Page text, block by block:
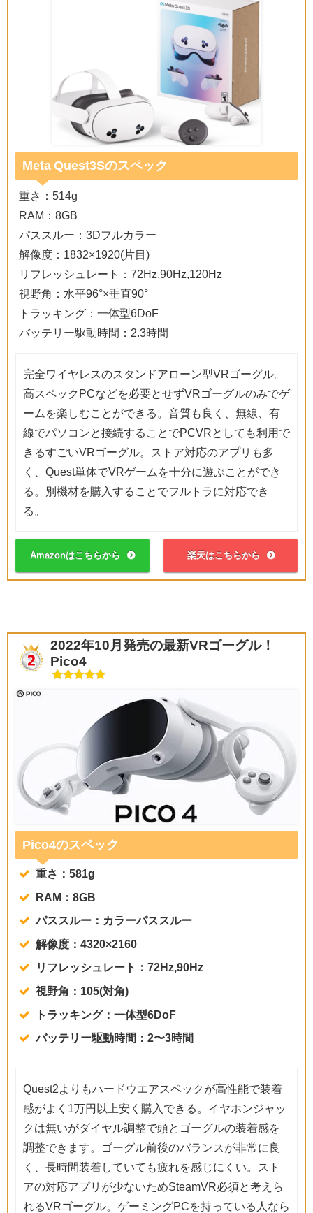
Meta Quest3Sのスペック
重さ：514g
RAM：8GB
パススルー：3Dフルカラー
解像度：1832×1920(片目)
リフレッシュレート：72Hz,90Hz,120Hz
視野角：水平96°×垂直90°
トラッキング：一体型6DoF
バッテリー駆動時間：2.3時間
完全ワイヤレスのスタンドアローン型VRゴーグル。
高スペックPCなどを必要とせずVRゴーグルのみでゲ
ームを楽しむことができる。音質も良く、無線、有
線でパソコンと接続することでPCVRとしても利用で
きるすごいVRゴーグル。ストア対応のアプリも多
く、Quest単体でVRゲームを十分に遊ぶことができ
る。別機材を購入することでフルトラに対応でき
る。
Amazonはこちらから 楽天はこちらから
2022年10月発売の最新VRゴーグル！
Pico4
Pico4のスペック
重さ：581g
RAM：8GB
パススルー：カラーパススルー
解像度：4320×2160
リフレッシュレート：72Hz,90Hz
視野角：105(対角)
トラッキング：一体型6DoF
バッテリー駆動時間：2〜3時間
Quest2よりもハードウエアスペックが高性能で装着
感がよく1万円以上安く購入できる。イヤホンジャッ
クは無いがダイヤル調整で頭とゴーグルの装着感を
調整できます。ゴーグル前後のバランスが非常に良
く、長時間装着していても疲れを感じにくい。スト
アの対応アプリが少ないためSteamVR必須と考えら
れるVRゴーグル。ゲーミングPCを持っている人なら